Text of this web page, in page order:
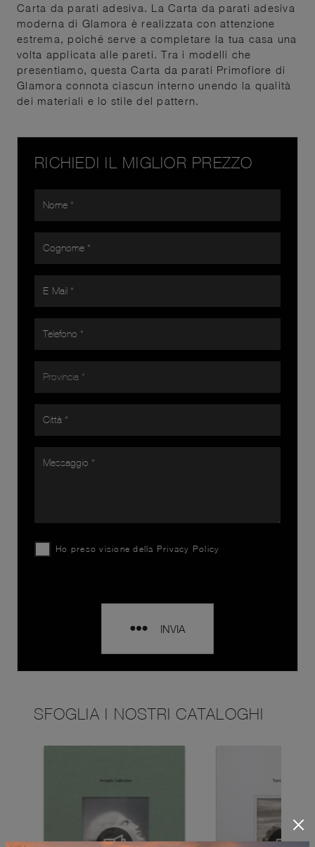
Carta da parati adesiva. La Carta da parati adesiva
moderna di Glamora è realizzata con attenzione
estrema, poiché serve a completare la tua casa una
volta applicata alle pareti. Tra i modelli che
presentiamo, questa Carta da parati Primofiore di
Glamora connota ciascun interno unendo la qualità
dei materiali e lo stile del pattern.
RICHIEDI IL MIGLIOR PREZZO
Ho preso visione della Privacy Policy
INVIA
SFOGLIA I NOSTRI CATALOGHI